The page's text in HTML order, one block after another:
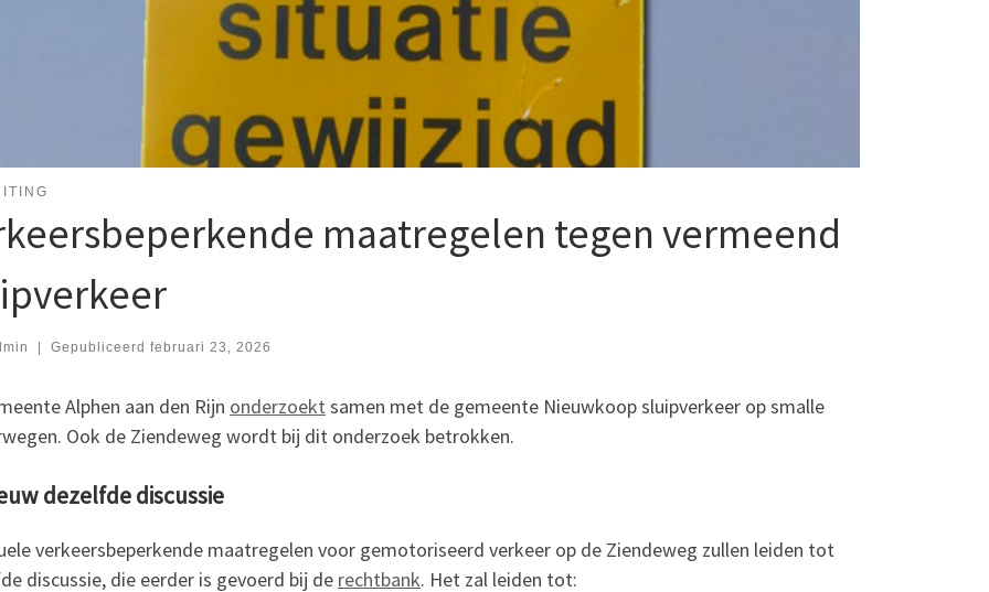
maatregelen tegen vermeend
| Gepubliceerd februari 23, 2026
Alphen aan den Rijn onderzoekt samen met de gemeente Nieuwkoop sluipverkeer op smalle
Ook de Ziendeweg wordt bij dit onderzoek betrokken.
dezelfde discussie
verkeersbeperkende maatregelen voor gemotoriseerd verkeer op de Ziendeweg zullen leiden tot
discussie, die eerder is gevoerd bij de rechtbank. Het zal leiden tot: